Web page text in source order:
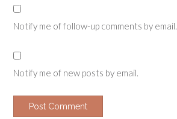
Notify me of follow-up comments by email.
Notify me of new posts by email.